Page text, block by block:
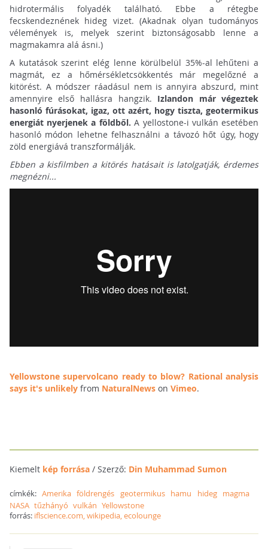
hidrotermális folyadék található. Ebbe a rétegbe
fecskendeznének hideg vizet. (Akadnak olyan tudományos
vélemények is, melyek szerint biztonságosabb lenne a
magmakamra alá ásni.)
A kutatások szerint elég lenne körülbelül 35%-al lehűteni a
magmát, ez a hőmérsékletcsökkentés már megelőzné a
kitörést. A módszer ráadásul nem is annyira abszurd, mint
amennyire első hallásra hangzik. Izlandon már végeztek
hasonló fúrásokat, igaz, ott azért, hogy tiszta, geotermikus
energiát nyerjenek a földből.A yellostone-i vulkán esetében
hasonló módon lehetne felhasználni a távozó hőt úgy, hogy
zöld energiává transzformálják.
Ebben a kisfilmben a kitörés hatásait is latolgatják, érdemes
megnézni...
Yellowstone supervolcano ready to blow? Rational analysis
says it's unlikelyfrom NaturalNewson Vimeo.
Kiemelt kép forrása/ Szerző: Din Muhammad Sumon
címkék: Amerika földrengés geotermikus hamu hideg magma
NASA tűzhányó vulkán Yellowstone
forrás: iflscience.com, wikipedia, ecolounge